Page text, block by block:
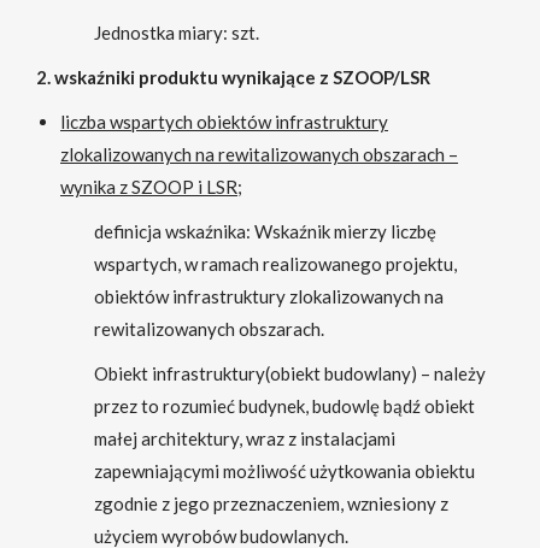
Jednostka miary: szt.
2. wskaźniki produktu wynikające z SZOOP/LSR
liczba wspartych obiektów infrastruktury
zlokalizowanych na rewitalizowanych obszarach –
wynika z SZOOP i LSR;
definicja wskaźnika: Wskaźnik mierzy liczbę
wspartych, w ramach realizowanego projektu,
obiektów infrastruktury zlokalizowanych na
rewitalizowanych obszarach.
Obiekt infrastruktury(obiekt budowlany) – należy
przez to rozumieć budynek, budowlę bądź obiekt
małej architektury, wraz z instalacjami
zapewniającymi możliwość użytkowania obiektu
zgodnie z jego przeznaczeniem, wzniesiony z
użyciem wyrobów budowlanych.